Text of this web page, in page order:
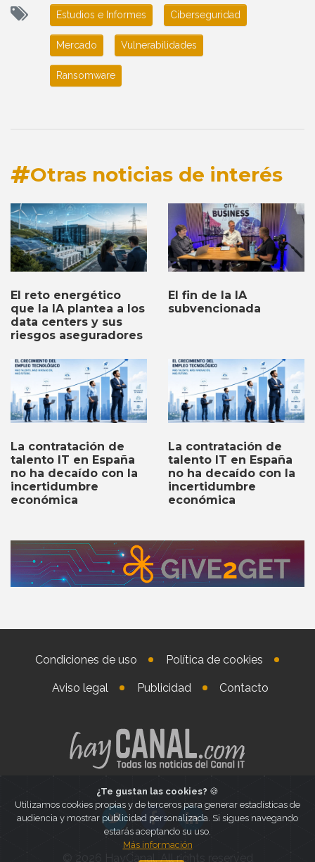
Estudios e Informes Ciberseguridad
Mercado Vulnerabilidades
Ransomware
Otras noticias de interés
El reto energético
que la IA plantea a los
data centers y sus
riesgos aseguradores
El fin de la IA
subvencionada
La contratación de
talento IT en España
no ha decaído con la
incertidumbre
económica
La contratación de
talento IT en España
no ha decaído con la
incertidumbre
económica
Condiciones de uso Política de cookies
Aviso legal Publicidad Contacto
© 2026 HayCanal. All rights reserved
¿Te gustan las cookies? 🍪
Utilizamos cookies propias y de terceros para generar estadísticas de
audiencia y mostrar publicidad personalizada. Si sigues navegando
estarás aceptando su uso.
Más información